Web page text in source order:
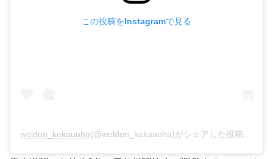
この投稿をInstagramで見る
weldon_kekauoha(@weldon_kekauoha)がシェアした投稿 –